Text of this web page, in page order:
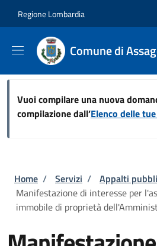
Regione Lombardia
Comune di
Vuoi compilare una nuova
compilazione dall’Elenco delle
Briciole di pane
Home / Servizi / Appalti
Manifestazione di interesse per
immobile di proprietà